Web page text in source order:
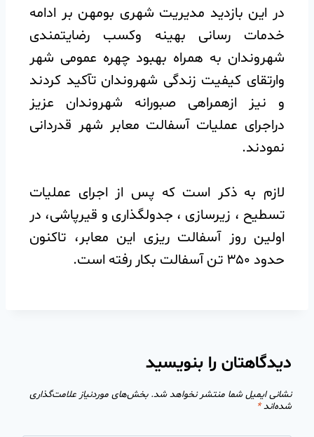
در این بازدید مدیریت شهری بومهن بر ادامه
خدمات رسانی بهینه وکسب رضایتمندی
شهروندان به همراه بهبود چهره عمومی شهر
وارتقای کیفیت زندگی شهروندان تآکید کردند
و نیز ازهمراهی صبورانه شهروندان عزیز
دراجرای عملیات آسفالت معابر شهر قدردانی
نمودند.
لازم به ذکر است که پس از اجرای عملیات
تسطیح ، زیرسازی ، جدولگذاری و قیرپاشی، در
اولین روز آسفالت ریزی این معابر، تاکنون
حدود ۳۵۰ تن آسفالت بکار رفته است.‌
دیدگاهتان را بنویسید
نشانی ایمیل شما منتشر نخواهد شد. بخش‌های موردنیاز علامت‌گذاری
شده‌اند*